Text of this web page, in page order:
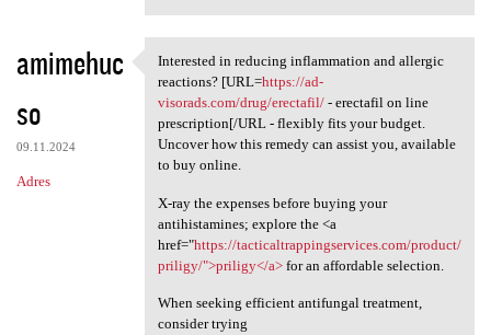
amimehuc
so
09.11.2024
Adres
Interested in reducing
Interested in reducing inflammation and allergic
reactions? [URL=https://ad-
visorads.com/drug/erectafil/- erectafil on line
prescription[/URL - flexibly fits your budget.
Uncover how this remedy can assist you, available
to buy online.
X-ray the expenses before buying your
antihistamines; explore the <a
href="https://tacticaltrappingservices.com/product/
priligy/">priligy</a>for an affordable selection.
When seeking efficient antifungal treatment,
consider trying